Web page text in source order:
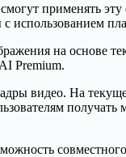
применять
использованием
на основе
Premium.
видео. На